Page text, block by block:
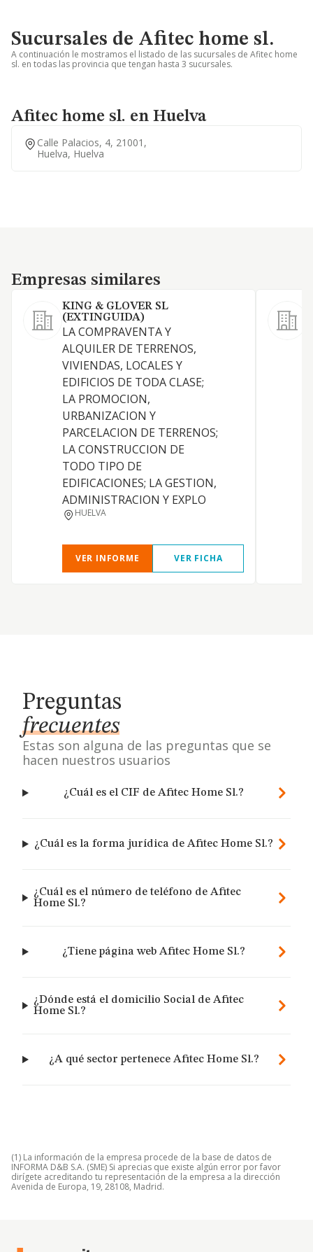
Sucursales de Afitec home sl.
A continuación le mostramos el listado de las sucursales de Afitec home
sl. en todas las provincia que tengan hasta 3 sucursales.
Afitec home sl. en Huelva
Calle Palacios, 4, 21001,
Huelva, Huelva
Empresas similares
Empresas similares
KING & GLOVER SL
(EXTINGUIDA)
LA COMPRAVENTA Y
ALQUILER DE TERRENOS,
VIVIENDAS, LOCALES Y
EDIFICIOS DE TODA CLASE;
LA PROMOCION,
URBANIZACION Y
PARCELACION DE TERRENOS;
LA CONSTRUCCION DE
TODO TIPO DE
EDIFICACIONES; LA GESTION,
ADMINISTRACION Y EXPLO
HUELVA
VER INFORME VER FICHA
Preguntas
frecuentes
Estas son alguna de las preguntas que se
hacen nuestros usuarios
¿Cuál es el CIF de Afitec Home Sl.?
¿Cuál es la forma jurídica de Afitec Home Sl.?
¿Cuál es el número de teléfono de Afitec
Home Sl.?
¿Tiene página web Afitec Home Sl.?
¿Dónde está el domicilio Social de Afitec
Home Sl.?
¿A qué sector pertenece Afitec Home Sl.?
(1) La información de la empresa procede de la base de datos de
INFORMA D&B S.A. (SME) Si aprecias que existe algún error por favor
dirígete acreditando tu representación de la empresa a la dirección
Avenida de Europa, 19, 28108, Madrid.